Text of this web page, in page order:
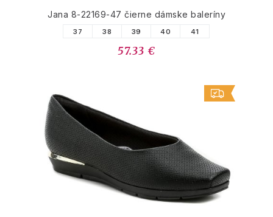
Jana 8-22169-47 čierne dámske baleríny
37 38 39 40 41
57.33 €